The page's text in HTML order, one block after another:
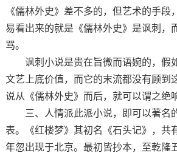
《儒林外史》差不多的，但艺术的手段
易看出来的就是《儒林外史》是讽刺，
骂。
讽刺小说是贵在旨微而语婉的，假
文艺上底价值，而它的末流都没有顾到
说从《儒林外史》而后，就可以谓之绝
三、人情派此派小说，即可以著名
表。《红楼梦》其初名《石头记》，共
年忽出现于北京。最初皆抄本，至乾隆